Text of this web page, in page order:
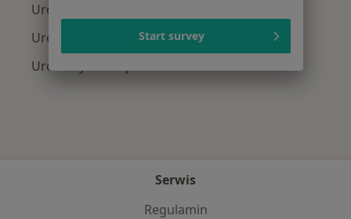
Urolodzy z PZU Zdrowie w Łodzi
Urolodzy z Signal Iduna w Łodzi
Urolodzy z Compensa w Łodzi
Serwis
Regulamin
Start survey